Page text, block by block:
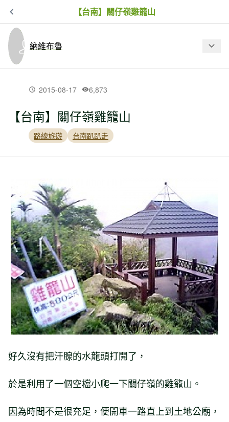
【台南】關仔嶺雞籠山
納維布魯
最新文章
【台南】佳里區北頭洋--遊走小丘.認識西
拉雅文化的輕鬆小旅行
【新北市】占山(尖山).觀音山硬漢嶺.北
橫古道串走(下)--令人讚嘆的八里淡水海
岸風光
2015-08-17 6,873
【台南】關仔嶺雞籠山
路線旅遊 台南趴趴走
好久沒有把汗腺的水龍頭打開了，
於是利用了一個空檔小爬一下關仔嶺的雞籠山。
因為時間不是很充足，便開車一路直上到土地公廟，